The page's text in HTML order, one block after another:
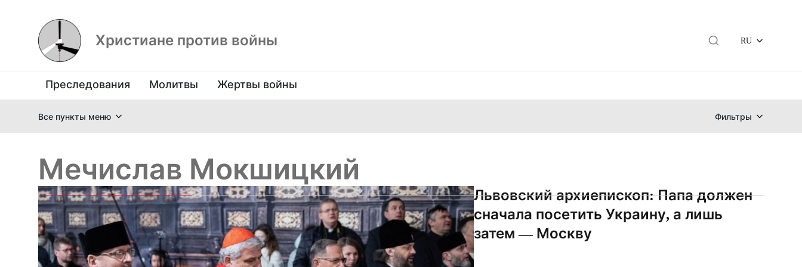
Христиане против войны RU
Преследования Молитвы Жертвы войны
Все пункты меню Фильтры
Мечислав Мокшицкий
Львовский архиепископ: Папа должен
сначала посетить Украину, а лишь
затем — Москву